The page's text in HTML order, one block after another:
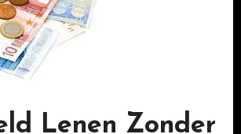
Lenen Zonder